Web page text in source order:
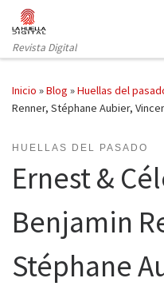
Saltar al contenido
Revista Digital
Inicio »Blog »Huellas del
Renner, Stéphane Aubier,
HUELLAS DEL PASADO
Ernest &
Benjamin
Stéphane